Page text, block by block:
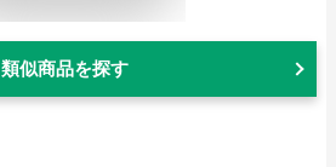
類似商品を探す